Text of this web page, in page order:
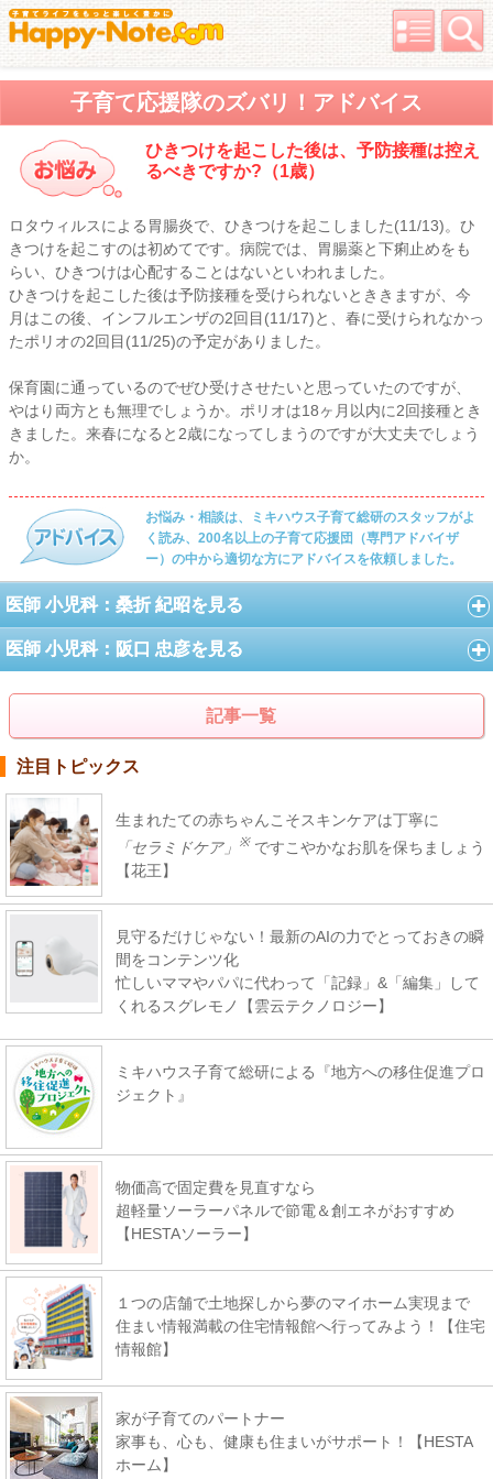
子育て応援隊のズバリ！アドバイス
ひきつけを起こした後は、予防接種は控え
るべきですか?（1歳）
ロタウィルスによる胃腸炎で、ひきつけを起こしました(11/13)。ひ
きつけを起こすのは初めてです。病院では、胃腸薬と下痢止めをも
らい、ひきつけは心配することはないといわれました。
ひきつけを起こした後は予防接種を受けられないとききますが、今
月はこの後、インフルエンザの2回目(11/17)と、春に受けられなかっ
たポリオの2回目(11/25)の予定がありました。
保育園に通っているのでぜひ受けさせたいと思っていたのですが、
やはり両方とも無理でしょうか。ポリオは18ヶ月以内に2回接種とき
きました。来春になると2歳になってしまうのですが大丈夫でしょう
か。
お悩み・相談は、ミキハウス子育て総研のスタッフがよ
く読み、200名以上の子育て応援団（専門アドバイザ
ー）の中から適切な方にアドバイスを依頼しました。
医師 小児科：桑折 紀昭を見る
医師 小児科：阪口 忠彦を見る
記事一覧
注目トピックス
生まれたての赤ちゃんこそスキンケアは丁寧に
「セラミドケア」
※ ですこやかなお肌を保ちましょう
【花王】
見守るだけじゃない！最新のAIの力でとっておきの瞬
間をコンテンツ化
忙しいママやパパに代わって「記録」&「編集」して
くれるスグレモノ【雲云テクノロジー】
ミキハウス子育て総研による『地方への移住促進プロ
ジェクト』
物価高で固定費を見直すなら
超軽量ソーラーパネルで節電＆創エネがおすすめ
【HESTAソーラー】
１つの店舗で土地探しから夢のマイホーム実現まで
住まい情報満載の住宅情報館へ行ってみよう！【住宅
情報館】
家が子育てのパートナー
家事も、心も、健康も住まいがサポート！【HESTA
ホーム】